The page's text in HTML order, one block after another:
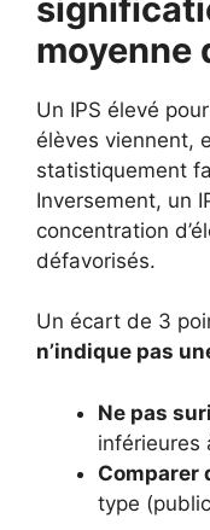
moyenne
Un IPS élevé
élèves viennent,
statistiquement
Inversement, un
concentration
défavorisés.
Un écart de 3
n’indique pas
Ne pas
inférieures
Comparer
type